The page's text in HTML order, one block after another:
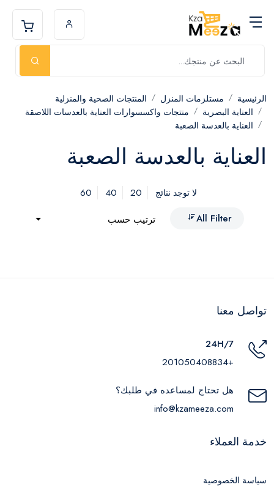
الرئيسية مستلزمات المنزل
المنتجات الصحية والمنزلية
العناية البصرية
منتجات واكسسوارات العناية بالعدسات اللاصقة
العناية بالعدسة الصعبة
العناية بالعدسة الصعبة
لا توجد نتائج 20
40
60
All Filter
ترتيب حسب
تواصل معنا
24H/7
+201050408834
هل تحتاج لمساعده في طلبك؟
info@kzameeza.com
خدمة العملاء
سياسة الخصوصية